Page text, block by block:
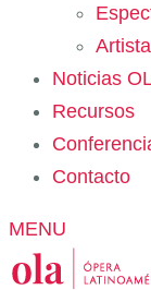
Noticias
Recursos
Contacto
MENU